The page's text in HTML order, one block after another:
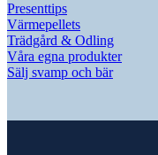
Presenttips
Värmepellets
Trädgård & Odling
Våra egna produkter
Sälj svamp och bär